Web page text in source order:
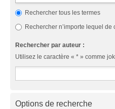
Rechercher tous les termes
Rechercher n’importe lequel de
Rechercher par auteur :
Utilisez le caractère « * » comme
Options de recherche